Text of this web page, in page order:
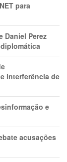
para
Daniel Perez
interferência de
e
acusações